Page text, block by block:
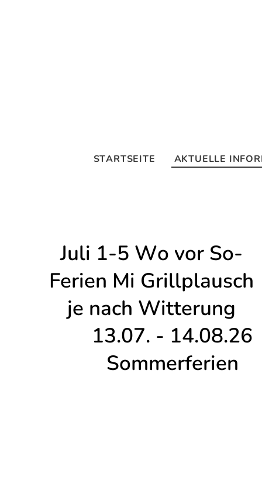
STARTSEITE AKTUELLE
Juli 1-5 Wo vor So-
Ferien Mi Grillplausch
je nach Witterung
13.07. - 14.08.26
Sommerferien